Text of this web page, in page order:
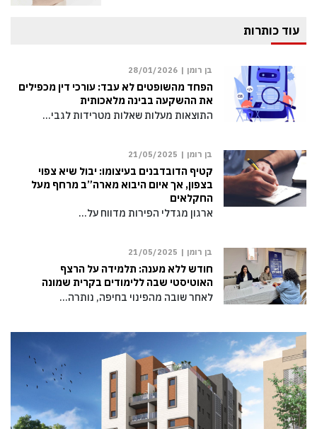
עוד כותרות
בן רומן | 28/01/2026
הפחד מהשופטים לא עבד: עורכי דין מכפילים
את ההשקעה בבינה מלאכותית
התוצאות מעלות שאלות מטרידות לגבי…
בן רומן | 21/05/2025
קטיף הדובדבנים בעיצומו: יבול שיא צפוי
בצפון, אך איום היבוא מארה”ב מרחף מעל
החקלאים
ארגון מגדלי הפירות מדווח על…
בן רומן | 21/05/2025
חודש ללא מענה: תלמידה על הרצף
האוטיסטי שבה ללימודים בקרית שמונה
לאחר שובה מהפינוי בחיפה, נותרה…